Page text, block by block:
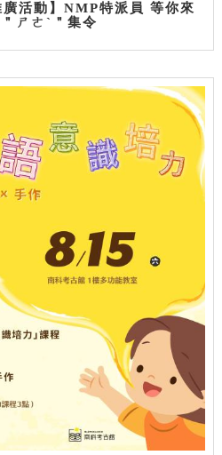
廣活動】NMP特派員 等你來
ㄕㄜˋ＂集令